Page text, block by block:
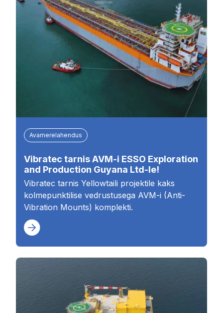
Avamerelahendus
Vibratec tarnis AVM-i ESSO Exploration
and Production Guyana Ltd-le!
Vibratec tarnis Yellowtaili projektile kaks
kolmepunktilise vedrustusega AVM-i (Anti-
Vibration Mounts) komplekti.